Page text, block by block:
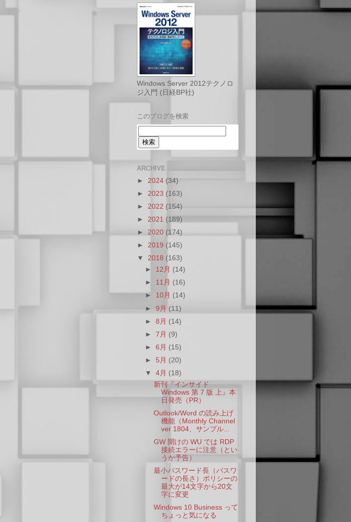
Windows Server 2012テクノロ
ジ入門 (日経BP社)
このブログを検索
ARCHIVE
► 2024 (34)
► 2023 (163)
► 2022 (154)
► 2021 (189)
► 2020 (174)
► 2019 (145)
▼ 2018 (163)
► 12月 (14)
► 11月 (16)
► 10月 (14)
►9月 (11)
►8月 (14)
►7月 (9)
►6月 (15)
► 5月 (20)
▼4月 (18)
新刊『インサイド
Windows 第 7 版 上』本
日発売（PR）
Outlook/Word の読み上げ
機能（Monthly Channel
ver 1804、サンプル...
GW 開けの WU では RDP
接続エラーに注意（とい
うか予告）
最小パスワード長（パスワ
ードの長さ）ポリシーの
最大が14文字から20文
字に変更
Windows 10 Business って
ちょっと気になる